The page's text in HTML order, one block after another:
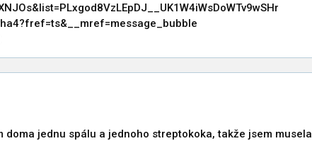
doma jednu spálu a jednoho streptokoka, takže jsem musela